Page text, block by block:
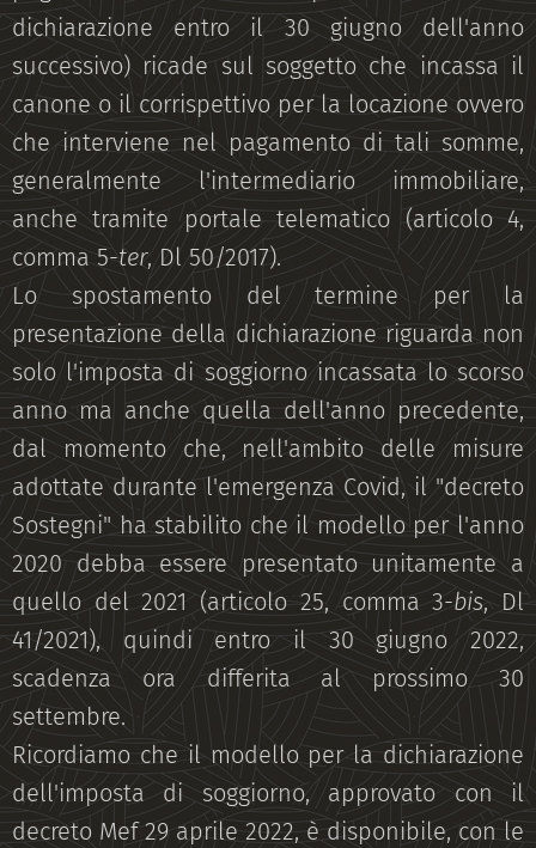
dichiarazione entro il 30 giugno dell'anno
successivo) ricade sul soggetto che incassa il
canone o il corrispettivo per la locazione ovvero
che interviene nel pagamento di tali somme,
generalmente l'intermediario immobiliare,
anche tramite portale telematico (articolo 4,
comma 5-ter, Dl 50/2017).
Lo spostamento del termine per la
presentazione della dichiarazione riguarda non
solo l'imposta di soggiorno incassata lo scorso
anno ma anche quella dell'anno precedente,
dal momento che, nell'ambito delle misure
adottate durante l'emergenza Covid, il "decreto
Sostegni" ha stabilito che il modello per l'anno
2020 debba essere presentato unitamente a
quello del 2021 (articolo 25, comma 3-bis, Dl
41/2021), quindi entro il 30 giugno 2022,
scadenza ora differita al prossimo 30
settembre.
Ricordiamo che il modello per la dichiarazione
dell'imposta di soggiorno, approvato con il
decreto Mef 29 aprile 2022, è disponibile, con le